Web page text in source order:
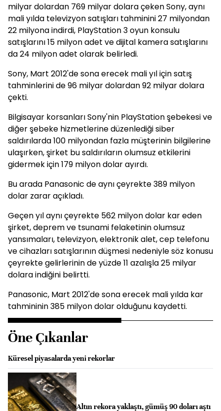
milyar dolardan 769 milyar dolara çeken Sony, aynı
mali yılda televizyon satışları tahminini 27 milyondan
22 milyona indirdi, PlayStation 3 oyun konsulu
satışlarını 15 milyon adet ve dijital kamera satışlarını
da 24 milyon adet olarak belirledi.
Sony, Mart 2012'de sona erecek mali yıl için satış
tahminlerini de 96 milyar dolardan 92 milyar dolara
çekti.
Bilgisayar korsanları Sony'nin PlayStation şebekesi ve
diğer şebeke hizmetlerine düzenlediği siber
saldırılarda 100 milyondan fazla müşterinin bilgilerine
ulaşırken, şirket bu saldırıların olumsuz etkilerini
gidermek için 179 milyon dolar ayırdı.
Bu arada Panasonic de aynı çeyrekte 389 milyon
dolar zarar açıkladı.
Geçen yıl aynı çeyrekte 562 milyon dolar kar eden
şirket, deprem ve tsunami felaketinin olumsuz
yansımaları, televizyon, elektronik alet, cep telefonu
ve cihazları satışlarının düşmesi nedeniyle söz konusu
çeyrekte gelirlerinin de yüzde 11 azalışla 25 milyar
dolara indiğini belirtti.
Panasonic, Mart 2012'de sona erecek mali yılda kar
tahmininin 385 milyon dolar olduğunu kaydetti.
Öne Çıkanlar
Küresel piyasalarda yeni rekorlar
Altın rekora yaklaştı, gümüş 90 doları aştı